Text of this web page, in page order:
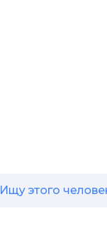
Ищу этого